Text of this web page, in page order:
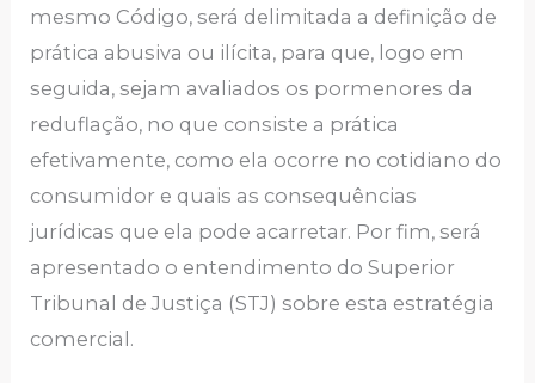
mesmo Código, será delimitada a definição de
prática abusiva ou ilícita, para que, logo em
seguida, sejam avaliados os pormenores da
reduflação, no que consiste a prática
efetivamente, como ela ocorre no cotidiano do
consumidor e quais as consequências
jurídicas que ela pode acarretar. Por fim, será
apresentado o entendimento do Superior
Tribunal de Justiça (STJ) sobre esta estratégia
comercial.